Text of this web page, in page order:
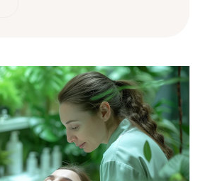
pravé!